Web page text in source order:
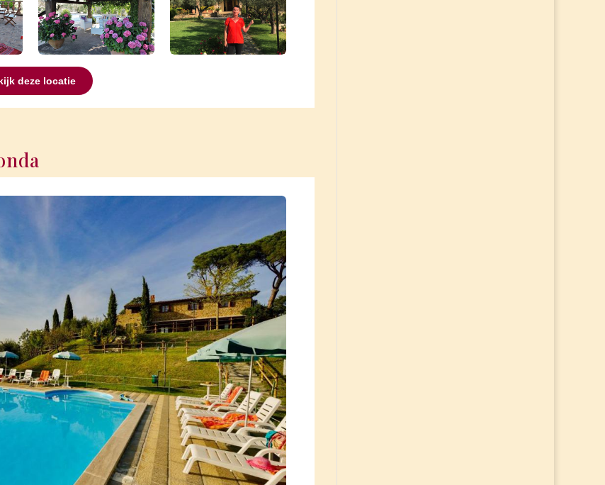
deze locatie